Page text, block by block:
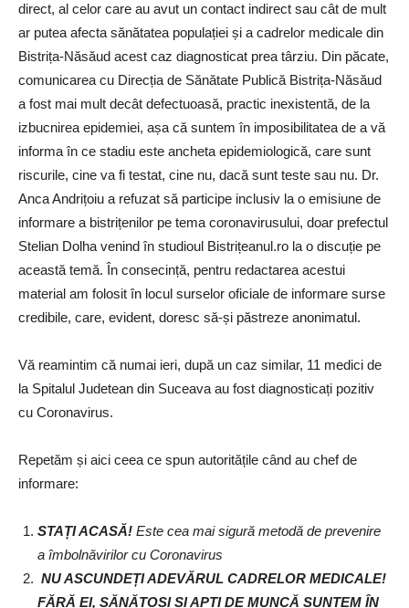
direct, al celor care au avut un contact indirect sau cât de mult
ar putea afecta sănătatea populației și a cadrelor medicale din
Bistrița-Năsăud acest caz diagnosticat prea târziu. Din păcate,
comunicarea cu Direcția de Sănătate Publică Bistrița-Năsăud
a fost mai mult decât defectuoasă, practic inexistentă, de la
izbucnirea epidemiei, așa că suntem în imposibilitatea de a vă
informa în ce stadiu este ancheta epidemiologică, care sunt
riscurile, cine va fi testat, cine nu, dacă sunt teste sau nu. Dr.
Anca Andrițoiu a refuzat să participe inclusiv la o emisiune de
informare a bistrițenilor pe tema coronavirusului, doar prefectul
Stelian Dolha venind în studioul Bistrițeanul.ro la o discuție pe
această temă. În consecință, pentru redactarea acestui
material am folosit în locul surselor oficiale de informare surse
credibile, care, evident, doresc să-și păstreze anonimatul.
Vă reamintim că numai ieri, după un caz similar, 11 medici de
la Spitalul Judetean din Suceava au fost diagnosticați pozitiv
cu Coronavirus.
Repetăm și aici ceea ce spun autoritățile când au chef de
informare:
STAȚI ACASĂ! Este cea mai sigură metodă de prevenire
a îmbolnăvirilor cu Coronavirus
NU ASCUNDEȚI ADEVĂRUL CADRELOR MEDICALE!
FĂRĂ EI, SĂNĂTOȘI ȘI APȚI DE MUNCĂ SUNTEM ÎN